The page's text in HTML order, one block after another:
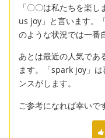
「〇〇は私たちを楽
us joy」と言います。
のような状況では一番
あとは最近の人気であ
ます。「spark joy」
ンスがします。
ご参考になれば幸いで